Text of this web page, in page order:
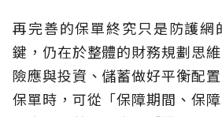
再完善的保單終究只是防護網
鍵，仍在於整體的財務規劃思維
險應與投資、儲蓄做好平衡配
保單時，可從「保障期間、保障